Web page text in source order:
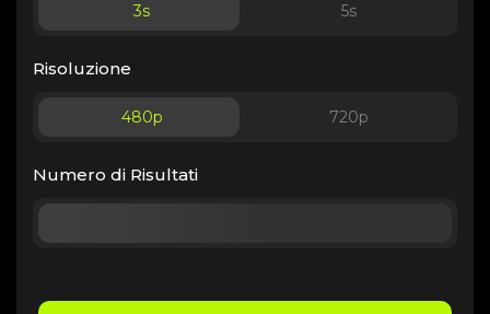
3s 5s
Risoluzione
480p 720p
Numero di Risultati